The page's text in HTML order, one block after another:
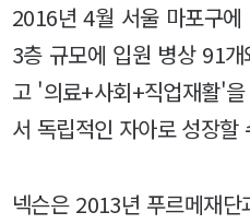
2016년 4월 서울 마포구
3층 규모에 입원 병상 91
고 '의료+사회+직업재활'
서 독립적인 자아로 성장할
넥슨은 2013년 푸르메재